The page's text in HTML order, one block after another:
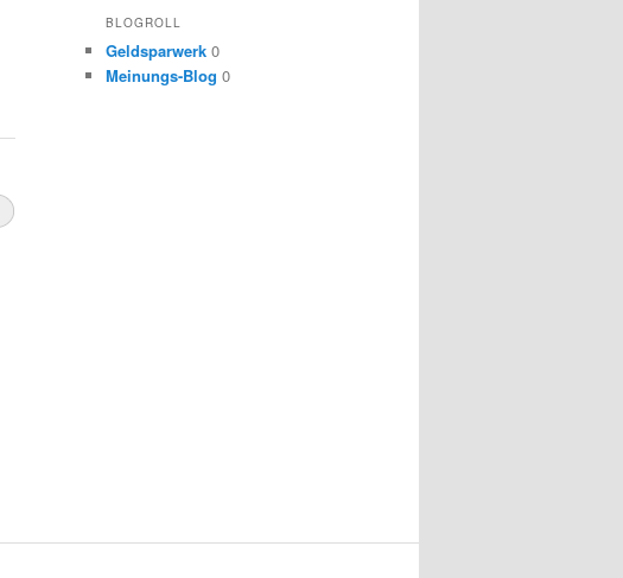
BLOGROLL
Geldsparwerk 0
Meinungs-Blog 0